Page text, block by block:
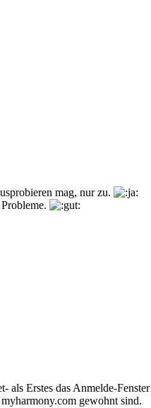
mag, nur zu.
als Erstes das Anmelde-
gewohnt sind.